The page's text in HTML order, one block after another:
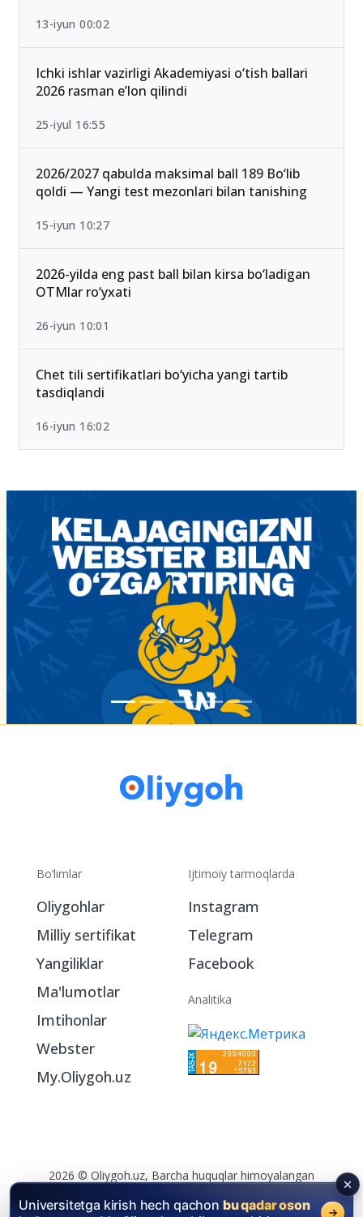
13-iyun 00:02
Ichki ishlar vazirligi Akademiyasi o‘tish ballari
2026 rasman e’lon qilindi
25-iyul 16:55
2026/2027 qabulda maksimal ball 189 Bo‘lib
qoldi — Yangi test mezonlari bilan tanishing
15-iyun 10:27
2026-yilda eng past ball bilan kirsa bo‘ladigan
OTMlar ro‘yxati
26-iyun 10:01
Chet tili sertifikatlari bo‘yicha yangi tartib
tasdiqlandi
16-iyun 16:02
Bo‘limlar
Oliygohlar
Milliy sertifikat
Yangiliklar
Ma'lumotlar
Imtihonlar
Webster
My.Oliygoh.uz
Ijtimoiy tarmoqlarda
Instagram
Telegram
Facebook
Analitika
2026 © Oliygoh.uz, Barcha huquqlar himoyalangan
Reklama/Foydalanish shartlari
Universitetga kirish hech qachon bu qadar oson